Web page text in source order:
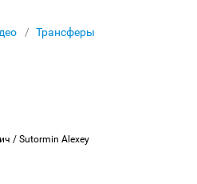
Трансферы
/ Sutormin Alexey